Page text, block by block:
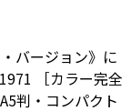
バージョン》に
［カラー完全
判・コンパクト